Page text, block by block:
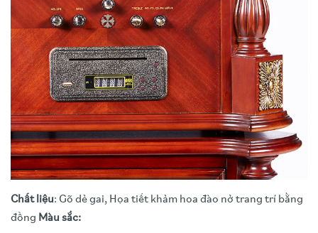
Chất liệu: Gõ dẻ gai, Họa tiết khảm hoa đào nở trang trí bằng
đồng Màu sắc: